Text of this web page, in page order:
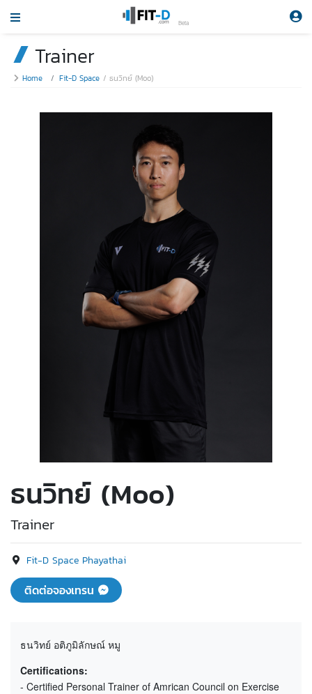
Beta
Trainer
Home Fit-D Space ธนวิทย์ (Moo)
ธนวิทย์ (Moo)
Trainer
Fit-D Space Phayathai
ติดต่อจองเทรน
ธนวิทย์ อติภูมิลักษณ์ หมู
Certifications:
- Certified Personal Trainer of Amrican Council on Exercise